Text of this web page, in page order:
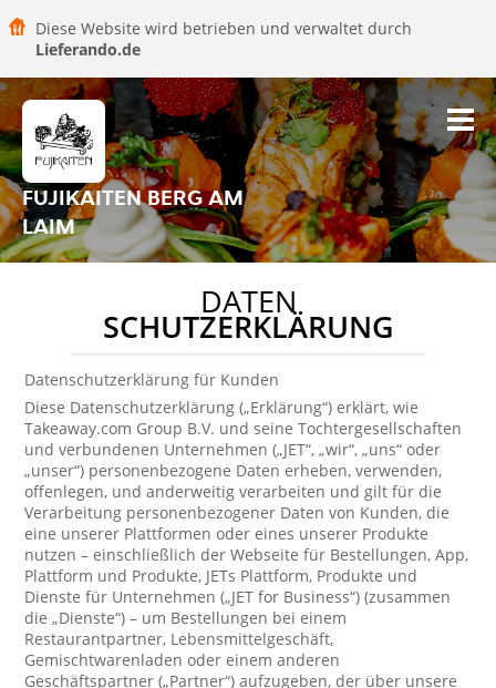
Diese Website wird betrieben und verwaltet durch
Lieferando.de
FUJIKAITEN BERG AM
LAIM
DATEN
SCHUTZERKLÄRUNG
Datenschutzerklärung für Kunden
Diese Datenschutzerklärung („Erklärung“) erklärt, wie
Takeaway.com Group B.V. und seine Tochtergesellschaften
und verbundenen Unternehmen („JET“, „wir“, „uns“ oder
„unser“) personenbezogene Daten erheben, verwenden,
offenlegen, und anderweitig verarbeiten und gilt für die
Verarbeitung personenbezogener Daten von Kunden, die
eine unserer Plattformen oder eines unserer Produkte
nutzen – einschließlich der Webseite für Bestellungen, App,
Plattform und Produkte, JETs Plattform, Produkte und
Dienste für Unternehmen („JET for Business“) (zusammen
die „Dienste“) – um Bestellungen bei einem
Restaurantpartner, Lebensmittelgeschäft,
Gemischtwarenladen oder einem anderen
Geschäftspartner („Partner“) aufzugeben, der über unsere